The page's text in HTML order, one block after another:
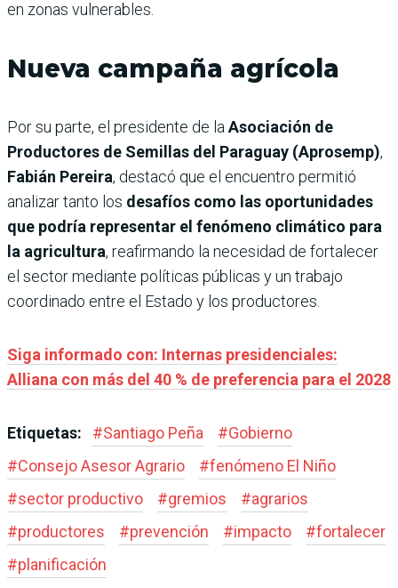
en zonas vulnerables.
Nueva campaña agrícola
Por su parte, el presidente de la Asociación de
Productores de Semillas del Paraguay (Aprosemp),
Fabián Pereira, destacó que el encuentro permitió
analizar tanto los desafíos como las oportunidades
que podría representar el fenómeno climático para
la agricultura, reafirmando la necesidad de fortalecer
el sector mediante políticas públicas y un trabajo
coordinado entre el Estado y los productores.
Siga informado con: Internas presidenciales:
Alliana con más del 40 % de preferencia para el 2028
Etiquetas: #Santiago Peña #Gobierno
#Consejo Asesor Agrario #fenómeno El Niño
#sector productivo #gremios #agrarios
#productores #prevención #impacto #fortalecer
#planificación